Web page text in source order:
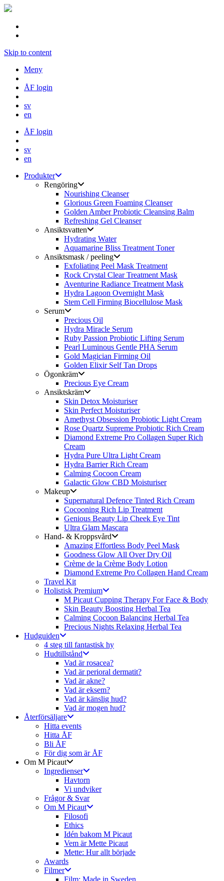
Skip to content
Meny
ÅF login
sv
en
ÅF login
sv
en
Produkter
Rengöring
Nourishing Cleanser
Glorious Green Foaming Cleanser
Golden Amber Probiotic Cleansing Balm
Refreshing Gel Cleanser
Ansiktsvatten
Hydrating Water
Aquamarine Bliss Treatment Toner
Ansiktsmask / peeling
Exfoliating Peel Mask Treatment
Rock Crystal Clear Treatment Mask
Aventurine Radiance Treatment Mask
Hydra Lagoon Overnight Mask
Stem Cell Firming Biocellulose Mask
Serum
Precious Oil
Hydra Miracle Serum
Ruby Passion Probiotic Lifting Serum
Pearl Luminous Gentle PHA Serum
Gold Magician Firming Oil
Golden Elixir Self Tan Drops
Ögonkräm
Precious Eye Cream
Ansiktskräm
Skin Detox Moisturiser
Skin Perfect Moisturiser
Amethyst Obsession Probiotic Light Cream
Rose Quartz Supreme Probiotic Rich Cream
Diamond Extreme Pro Collagen Super Rich
Cream
Hydra Pure Ultra Light Cream
Hydra Barrier Rich Cream
Calming Cocoon Cream
Galactic Glow CBD Moisturiser
Makeup
Supernatural Defence Tinted Rich Cream
Cocooning Rich Lip Treatment
Genious Beauty Lip Cheek Eye Tint
Ultra Glam Mascara
Hand- & Kroppsvård
Amazing Effortless Body Peel Mask
Goodness Glow All Over Dry Oil
Crème de la Crème Body Lotion
Diamond Extreme Pro Collagen Hand Cream
Travel Kit
Holistisk Premium
M Picaut Cupping Therapy For Face & Body
Skin Beauty Boosting Herbal Tea
Calming Cocoon Balancing Herbal Tea
Precious Nights Relaxing Herbal Tea
Hudguiden
4 steg till fantastisk hy
Hudtillstånd
Vad är rosacea?
Vad är perioral dermatit?
Vad är akne?
Vad är eksem?
Vad är känslig hud?
Vad är mogen hud?
Återförsäljare
Hitta events
Hitta ÅF
Bli ÅF
För dig som är ÅF
Om M Picaut
Ingredienser
Havtorn
Vi undviker
Frågor & Svar
Om M Picaut
Filosofi
Ethics
Idén bakom M Picaut
Vem är Mette Picaut
Mette: Hur allt började
Awards
Filmer
Film: Made in Sweden